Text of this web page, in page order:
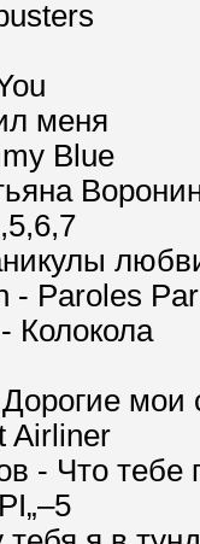
меня
Blue
- Paroles
Колокола
мои
Airliner
- Что тебе